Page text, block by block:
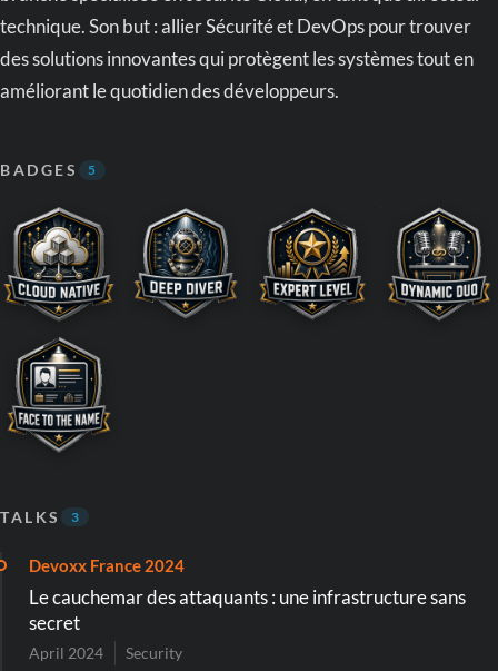
technique. Son but : allier Sécurité et DevOps pour trouver
des solutions innovantes qui protègent les systèmes tout en
améliorant le quotidien des développeurs.
BADGES 5
TALKS 3
Devoxx France 2024
Le cauchemar des attaquants : une infrastructure sans
secret
April 2024 Security